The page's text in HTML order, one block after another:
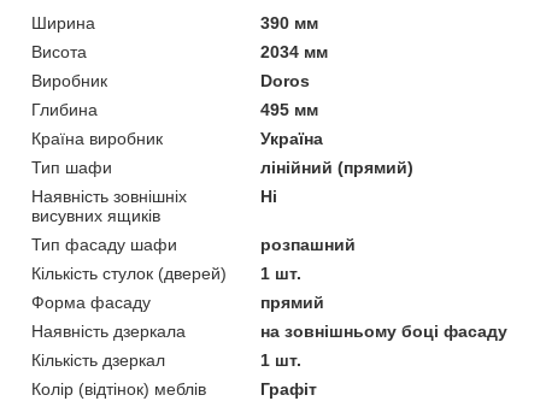
Ширина
390 мм
Висота
2034 мм
Виробник
Doros
Глибина
495 мм
Країна виробник
Україна
Тип шафи
лінійний (прямий)
Наявність зовнішніх
висувних ящиків
Ні
Тип фасаду шафи
розпашний
Кількість стулок (дверей)
1 шт.
Форма фасаду
прямий
Наявність дзеркала
на зовнішньому боці фасаду
Кількість дзеркал
1 шт.
Колір (відтінок) меблів
Графіт